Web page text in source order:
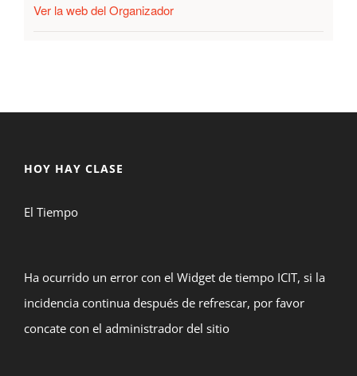
Ver la web del Organizador
HOY HAY CLASE
El Tiempo
Ha ocurrido un error con el Widget de tiempo ICIT, si la
incidencia continua después de refrescar, por favor
concate con el administrador del sitio